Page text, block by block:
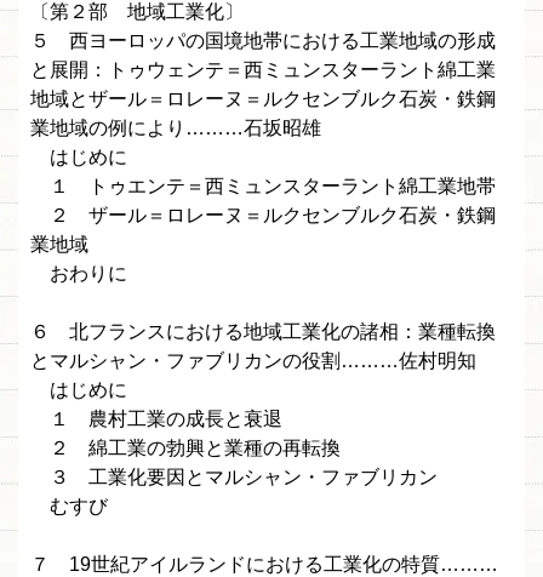
〔第２部 地域工業化〕
５ 西ヨーロッパの国境地帯における工業地域の形成
と展開：トゥウェンテ＝西ミュンスターラント綿工業
地域とザール＝ロレーヌ＝ルクセンブルク石炭・鉄鋼
業地域の例により………石坂昭雄
はじめに
１ トゥエンテ＝西ミュンスターラント綿工業地帯
２ ザール＝ロレーヌ＝ルクセンブルク石炭・鉄鋼
業地域
おわりに
６ 北フランスにおける地域工業化の諸相：業種転換
とマルシャン・ファブリカンの役割………佐村明知
はじめに
１ 農村工業の成長と衰退
２ 綿工業の勃興と業種の再転換
３ 工業化要因とマルシャン・ファブリカン
むすび
７ 19世紀アイルランドにおける工業化の特質………